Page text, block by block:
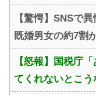
【驚愕】SNSで
既婚男女の約7割
【怒報】国税庁
てくれないとこ